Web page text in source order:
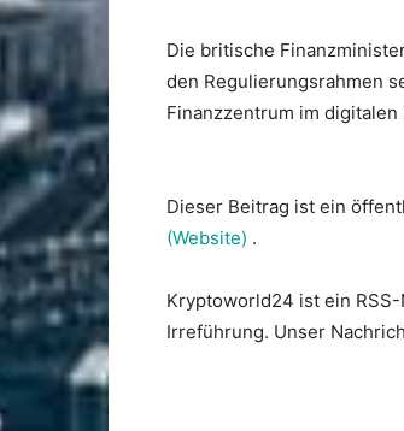
Die britische
den Regulierungsrahmen
Finanzzentrum im
Dieser Beitrag ist ein
(Website) .
Kryptoworld24 ist ein
Irreführung. Unser